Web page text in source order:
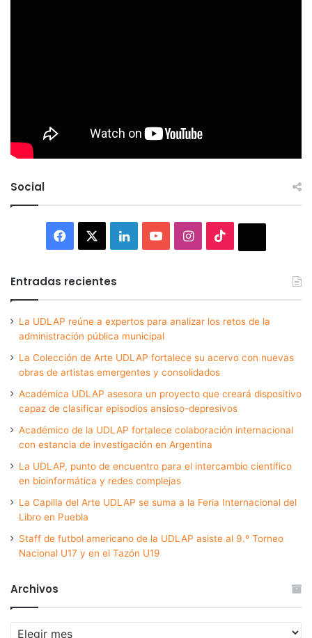
Social
Facebook LinkedInYouTubeInstagram
Entradas recientes
La UDLAP reúne a expertos para analizar los retos de la
administración pública municipal
La Colección de Arte UDLAP fortalece su acervo con nuevas
obras de artistas emergentes y consolidados
Académica UDLAP asesora un proyecto que creará dispositivo
capaz de clasificar episodios ansioso-depresivos
Académico de la UDLAP fortalece colaboración internacional
con estancia de investigación en Argentina
La UDLAP, punto de encuentro para el intercambio científico
en bioinformática y redes complejas
La Capilla del Arte UDLAP se suma a la Feria Internacional del
Libro en Puebla
Staff de futbol americano de la UDLAP asiste al 9.º Torneo
Nacional U17 y en el Tazón U19
Archivos
Archivos